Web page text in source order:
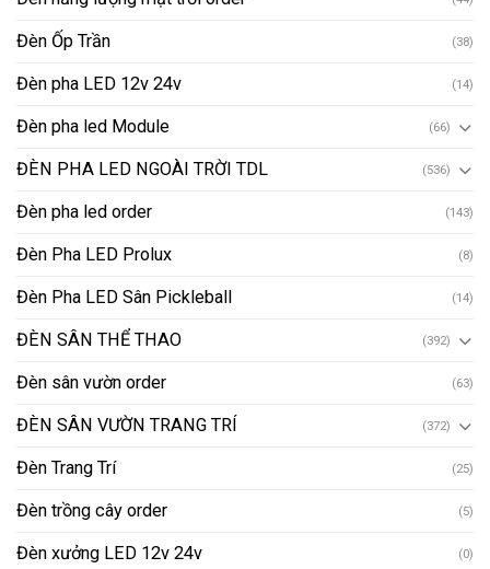
Đèn Ốp Trần (38)
Đèn pha LED 12v 24v (14)
Đèn pha led Module (66)
ĐÈN PHA LED NGOÀI TRỜI TDL (536)
Đèn pha led order (143)
Đèn Pha LED Prolux (8)
Đèn Pha LED Sân Pickleball (14)
ĐÈN SÂN THỂ THAO (392)
Đèn sân vườn order (63)
ĐÈN SÂN VƯỜN TRANG TRÍ (372)
Đèn Trang Trí (25)
Đèn trồng cây order (5)
Đèn xưởng LED 12v 24v (0)